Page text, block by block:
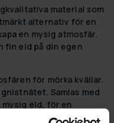
material som
alternativ för en
en mysig atmosfär.
fin eld på din egen
för mörka kvällar.
Samlas med
eld, för en
och värmen som en